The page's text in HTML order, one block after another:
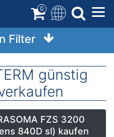
0
Filter
günstig
FZS 3200
840D sl) kaufen